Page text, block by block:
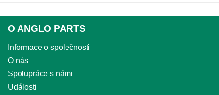
O ANGLO PARTS
Informace o společnosti
O nás
Spolupráce s námi
Události